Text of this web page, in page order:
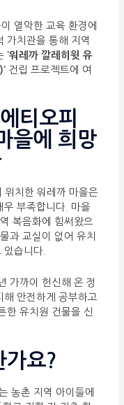
열악한 교육 환경에
가치관을 통해 지역
‘워레까 깔레히윗 유
건립 프로젝트에 여
티오피
을에 희망
위치한 워레까 마을은
우 부족합니다. 마을
복음화에 힘써왔으
과 교실이 없어 유치
습니다.
가까이 헌신해 온 정
안전하게 공부하고
한 유치원 건물을 신
가요?
농촌 지역 아이들에